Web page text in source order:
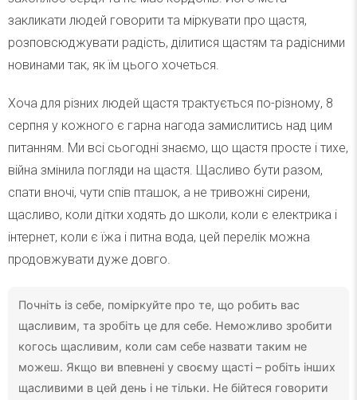
закликати людей говорити та міркувати про щастя,
розповсюджувати радість, ділитися щастям та радісними
новинами так, як їм цього хочеться.
Хоча для різних людей щастя трактується по-різному, 8
серпня у кожного є гарна нагода замислитись над цим
питанням. Ми всі сьогодні знаємо, що щастя просте і тихе,
війна змінила погляди на щастя. Щасливо бути разом,
спати вночі, чути спів пташок, а не тривожні сирени,
щасливо, коли дітки ходять до школи, коли є електрика і
інтернет, коли є їжа і питна вода, цей перелік можна
продовжувати дуже довго.
Почніть із себе, поміркуйте про те, що робить вас
щасливим, та зробіть це для себе. Неможливо зробити
когось щасливим, коли сам себе назвати таким не
можеш. Якщо ви впевнені у своєму щасті – робіть інших
щасливими в цей день і не тільки. Не бійтеся говорити